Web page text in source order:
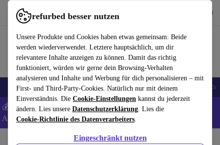
refurbed besser nutzen
Unsere Produkte und Cookies haben etwas gemeinsam: Beide
werden wiederverwendet. Letztere hauptsächlich, um dir
relevantere Inhalte anzeigen zu können. Damit das richtig
funktioniert, würden wir gerne dein Browsing-Verhalten
analysieren und Inhalte und Werbung für dich personalisieren – mit
First- und Third-Party-Cookies. Natürlich nur mit deinem
Einverständnis. Die Cookie-Einstellungen kannst du jederzeit
ändern. Lies unsere Datenschutzerklärung. Lies die
Cookie-Richtlinie des Datenverarbeiters.
Eingeschränkt nutzen
refurbed schnell und einfach nutzen
🎒 Back to school Handys Laptops Tablets Smartwatches Zubehör
💰 Extra -5% auf Samsung- und Google-Smartphones - Code:
ANDROID5 -AGB
Haushalt Möbel